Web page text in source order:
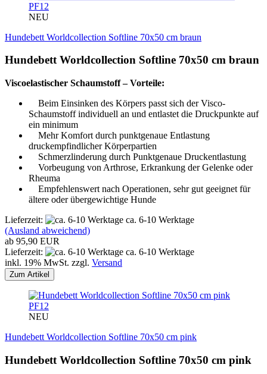
PF12
NEU
Hundebett Worldcollection Softline 70x50 cm braun
Hundebett Worldcollection Softline 70x50 cm braun
Viscoelastischer Schaumstoff – Vorteile:
Beim Einsinken des Körpers passt sich der Visco-
Schaumstoff individuell an und entlastet die Druckpunkte auf
ein minimum
Mehr Komfort durch punktgenaue Entlastung
druckempfindlicher Körperpartien
Schmerzlinderung durch Punktgenaue Druckentlastung
Vorbeugung von Arthrose, Erkrankung der Gelenke oder
Rheuma
Empfehlenswert nach Operationen, sehr gut geeignet für
ältere oder übergewichtige Hunde
Lieferzeit:
ca. 6-10 Werktage
(Ausland abweichend)
ab 95,90 EUR
Lieferzeit:
ca. 6-10 Werktage
inkl. 19% MwSt. zzgl. Versand
Zum Artikel
PF12
NEU
Hundebett Worldcollection Softline 70x50 cm pink
Hundebett Worldcollection Softline 70x50 cm pink